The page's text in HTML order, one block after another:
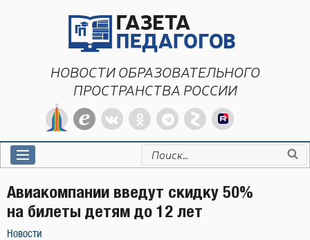
НОВОСТИ ОБРАЗОВАТЕЛЬНОГО
ПРОСТРАНСТВА РОССИИ
Искать:
Авиакомпании введут скидку 50%
на билеты детям до 12 лет
Новости